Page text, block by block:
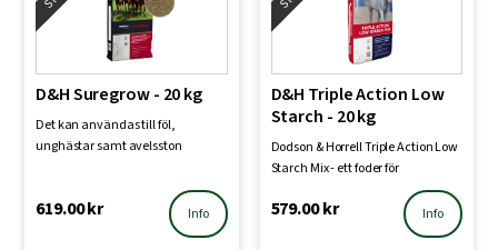
D&H Suregrow - 20 kg
Det kan användas till föl,
unghästar samt avelsston
619.00kr Info
D&H Triple Action Low
Starch - 20 kg
Dodson & Horrell Triple Action Low
Starch Mix - ett foder för
579.00kr Info